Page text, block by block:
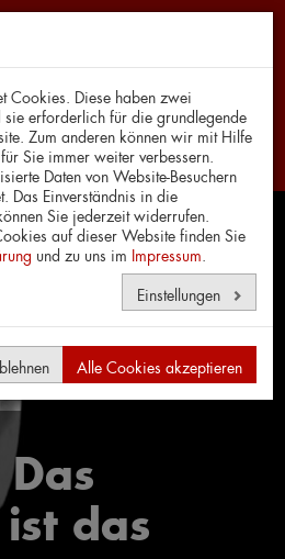
Das
ist das
Cookies. Diese haben zwei
sie erforderlich für die grundlegende
Zum anderen können wir mit Hilfe
Sie immer weiter verbessern.
Daten von Website-Besuchern
Das Einverständnis in die
Sie jederzeit widerrufen.
auf dieser Website finden Sie
und zu uns im Impressum
Einstellungen
Alle Cookies akzeptieren